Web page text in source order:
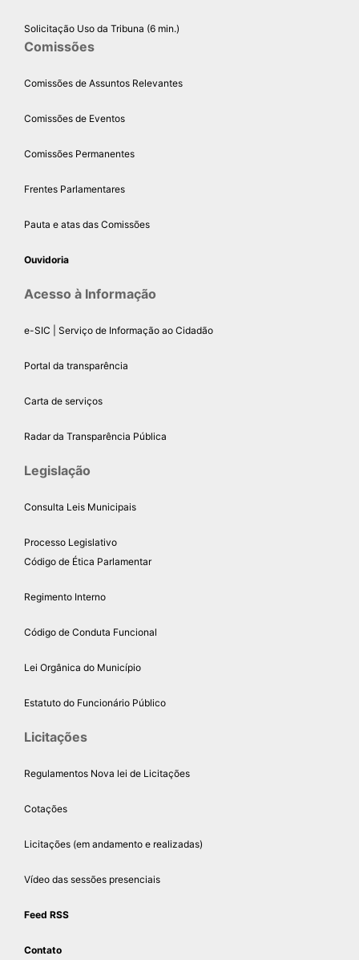
Solicitação Uso da Tribuna (6 min.)
Comissões
Comissões de Assuntos Relevantes
Comissões de Eventos
Comissões Permanentes
Frentes Parlamentares
Pauta e atas das Comissões
Ouvidoria
Acesso à Informação
e-SIC | Serviço de Informação ao Cidadão
Portal da transparência
Carta de serviços
Radar da Transparência Pública
Legislação
Consulta Leis Municipais
Processo Legislativo
Código de Ética Parlamentar
Regimento Interno
Código de Conduta Funcional
Lei Orgânica do Município
Estatuto do Funcionário Público
Licitações
Regulamentos Nova lei de Licitações
Cotações
Licitações (em andamento e realizadas)
Vídeo das sessões presenciais
Feed RSS
Contato